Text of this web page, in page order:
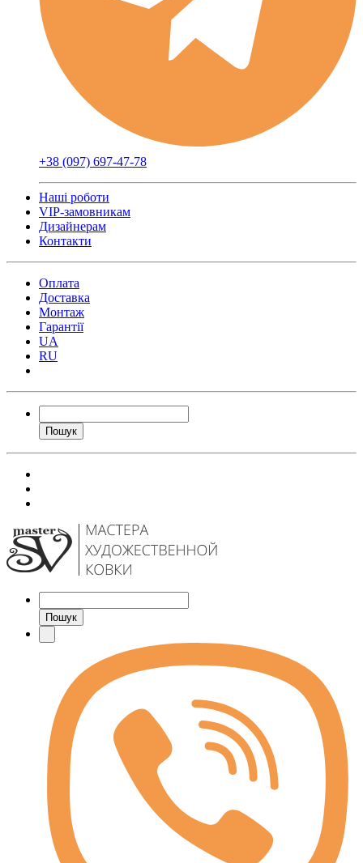
+38 (097) 697-47-78
Наші роботи
VIP-замовникам
Дизайнерам
Контакти
Оплата
Доставка
Монтаж
Гарантії
UA
RU
Пошук
Пошук